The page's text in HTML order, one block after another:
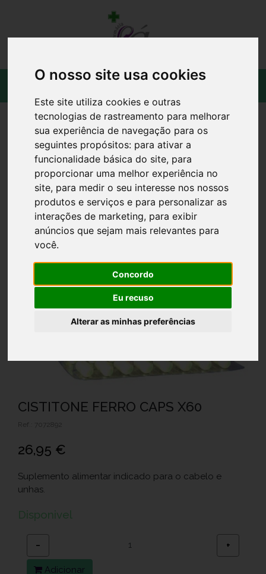
O nosso site usa cookies
Este site utiliza cookies e outras
tecnologias de rastreamento para melhorar
sua experiência de navegação para os
seguintes propósitos: para ativar a
funcionalidade básica do site, para
proporcionar uma melhor experiência no
site, para medir o seu interesse nos nossos
produtos e serviços e para personalizar as
interações de marketing, para exibir
anúncios que sejam mais relevantes para
você.
Concordo
Eu recuso
Alterar as minhas preferências
CISTITONE FERRO CAPS X60
Ref.: 7072892
26,95 €
Suplemento alimentar indicado para o cabelo e
unhas.
Disponivel
− +
Adicionar